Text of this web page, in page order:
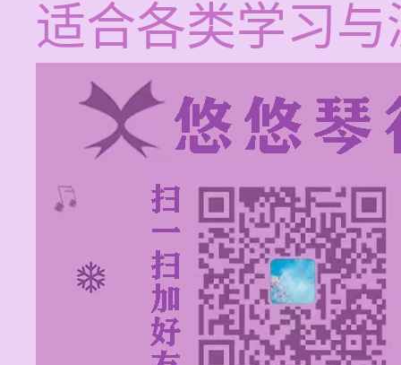
适合各类学习